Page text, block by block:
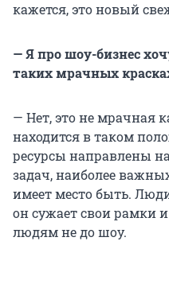
кажется, это новый
— Я про шоу-бизнес
таких мрачных
— Нет, это не мрачная
находится в таком
ресурсы направлены
задач, наиболее
имеет место быть.
он сужает свои рамки
людям не до шоу.